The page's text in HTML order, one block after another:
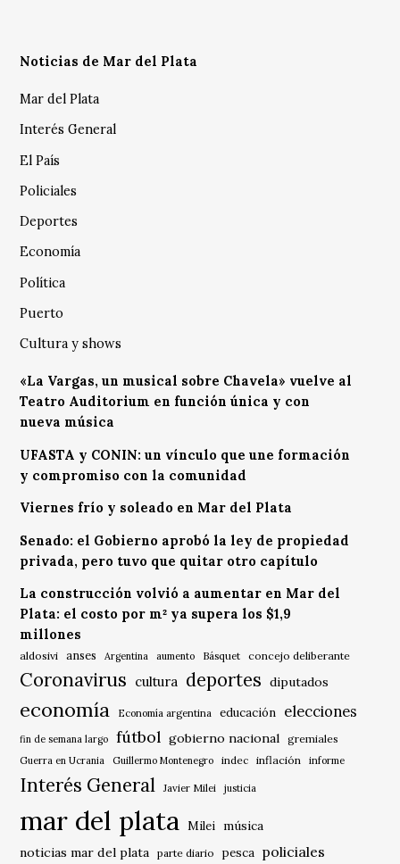
Noticias de Mar del Plata
Mar del Plata
Interés General
El País
Policiales
Deportes
Economía
Política
Puerto
Cultura y shows
«La Vargas, un musical sobre Chavela» vuelve al
Teatro Auditorium en función única y con
nueva música
UFASTA y CONIN: un vínculo que une formación
y compromiso con la comunidad
Viernes frío y soleado en Mar del Plata
Senado: el Gobierno aprobó la ley de propiedad
privada, pero tuvo que quitar otro capítulo
La construcción volvió a aumentar en Mar del
Plata: el costo por m² ya supera los $1,9
millones
aldosivi anses Argentina aumento Básquet concejo deliberante
Coronavirus cultura deportes diputados
economía Economía argentina educación elecciones
fin de semana largo fútbol gobierno nacional gremiales
Guerra en Ucrania Guillermo Montenegro indec inflación informe
Interés General Javier Milei justicia
mar del plata Milei música
noticias mar del plata
parte diario pesca policiales